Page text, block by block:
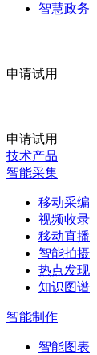
智慧政务
申请试用
申请试用
技术产品
智能采集
移动采编
视频收录
移动直播
智能拍摄
热点发现
知识图谱
智能制作
智能图表